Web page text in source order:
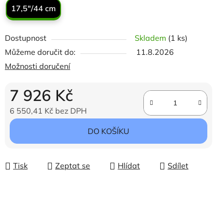
17,5"/44 cm
Dostupnost Skladem (1 ks)
Můžeme doručit do:
11.8.2026
Možnosti doručení
7 926 Kč
6 550,41 Kč bez DPH
Měrná cena:
DO KOŠÍKU
Tisk Zeptat se Hlídat Sdílet